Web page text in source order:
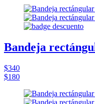
Bandeja
$340
$180